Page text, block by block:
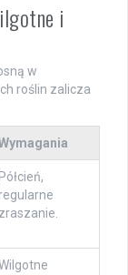
i
w
roślin zalicza
Półcień,
regularne
zraszanie.